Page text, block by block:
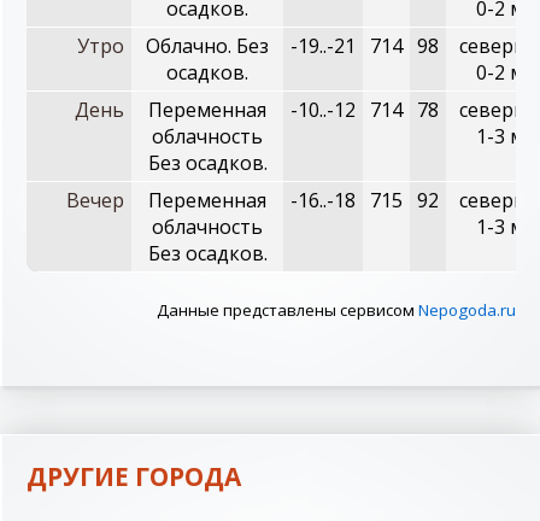
осадков.
0-2 м/с
Утро
Облачно. Без
осадков.
-19..-21 714 98
0-2 м/с
День
Переменная
облачность
Без осадков.
-10..-12 714 78
1-3 м/с
Вечер
Переменная
облачность
Без осадков.
-16..-18 715 92
1-3 м/с
Данные представлены сервисом Nepogoda.ru
ДРУГИЕ ГОРОДА